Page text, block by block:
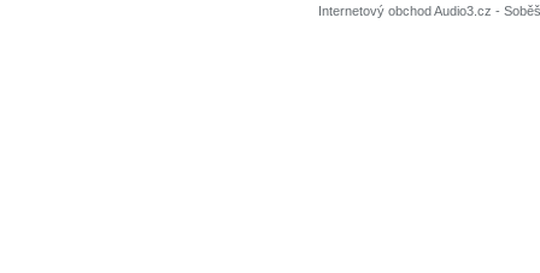
Internetový obchod Audio3.cz -